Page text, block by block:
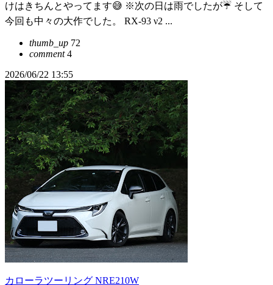
けはきちんとやってます😅 ※次の日は雨でしたが☔ そして
今回も中々の大作でした。 RX-93 ν2 ...
thumb_up 72
comment4
2026/06/22 13:55
カローラツーリング NRE210W